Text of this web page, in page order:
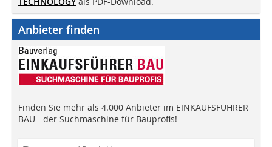
Anbieter finden
Finden Sie mehr als 4.000 Anbieter im EINKAUFSFÜHRER
BAU - der Suchmaschine für Bauprofis!